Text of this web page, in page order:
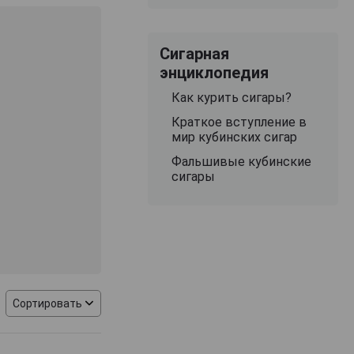
около
зерен,
смеси и
в деревянных
Сортировать
Сигарная
энциклопедия
Как курить сигары?
Краткое вступление в
мир кубинских сигар
Фальшивые кубинские
сигары